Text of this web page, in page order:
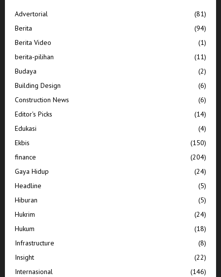
Advertorial
(81)
Berita
(94)
Berita Video
(1)
berita-pilihan
(11)
Budaya
(2)
Building Design
(6)
Construction News
(6)
Editor's Picks
(14)
Edukasi
(4)
Ekbis
(150)
finance
(204)
Gaya Hidup
(24)
Headline
(5)
Hiburan
(5)
Hukrim
(24)
Hukum
(18)
Infrastructure
(8)
Insight
(22)
Internasional
(146)